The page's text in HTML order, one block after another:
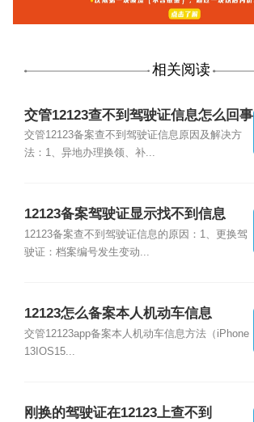
相关阅读
交管12123查不到驾驶证信息怎么回事
交管12123备案查不到驾驶证信息原因及解决方
法：1、异地办理换领、补...
12123备案驾驶证显示找不到信息
12123备案查不到驾驶证信息的原因：1、更换驾
驶证：档案编号发生变动...
12123怎么备案本人机动车信息
交管12123app备案本人机动车信息方法（iPhone
13IOS15...
刚换的驾驶证在12123上查不到